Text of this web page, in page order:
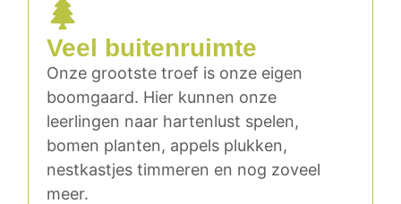
Veel buitenruimte
Onze grootste troef is onze eigen
boomgaard. Hier kunnen onze
leerlingen naar hartenlust spelen,
bomen planten, appels plukken,
nestkastjes timmeren en nog zoveel
meer.